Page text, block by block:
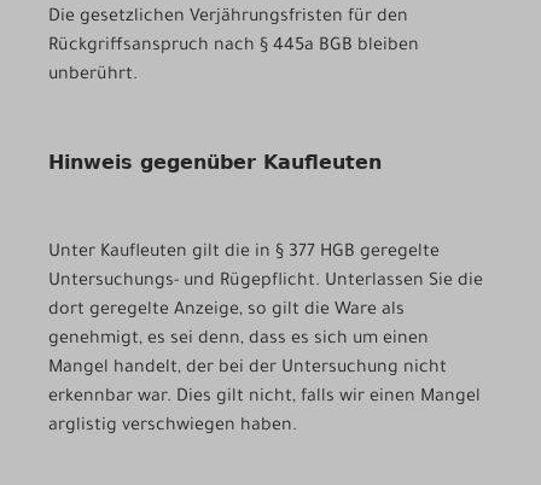
Die gesetzlichen Verjährungsfristen für den
Rückgriffsanspruch nach § 445a BGB bleiben
unberührt.
Hinweis gegenüber Kaufleuten
Unter Kaufleuten gilt die in § 377 HGB geregelte
Untersuchungs- und Rügepflicht. Unterlassen Sie die
dort geregelte Anzeige, so gilt die Ware als
genehmigt, es sei denn, dass es sich um einen
Mangel handelt, der bei der Untersuchung nicht
erkennbar war. Dies gilt nicht, falls wir einen Mangel
arglistig verschwiegen haben.